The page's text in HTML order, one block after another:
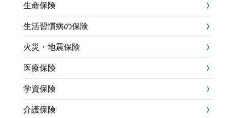
生命保険
生活習慣病の保険
火災・地震保険
医療保険
学資保険
介護保険